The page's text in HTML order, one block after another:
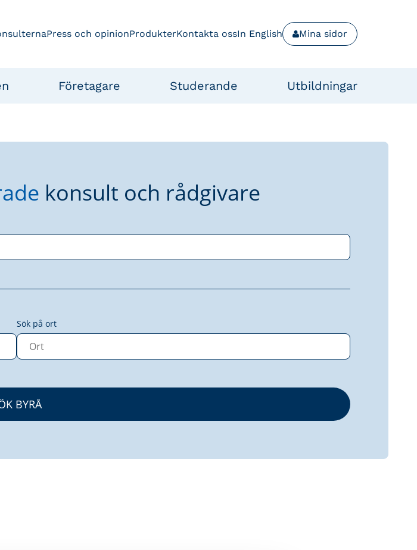
Press och opinionProdukterKontakta ossIn English Mina sidor
Företagare Studerande Utbildningar
konsult och rådgivare
Sök på ort